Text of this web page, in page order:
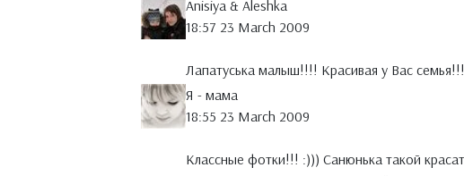
Anisiya & Aleshka
18:57 23 March 2009
Лапатуська малыш!!!! Красивая у Вас семья!!!
Я - мама
18:55 23 March 2009
Классные фотки!!! :))) Санюнька такой